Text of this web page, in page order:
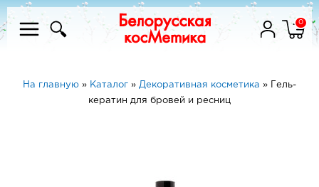
0
На главную » Каталог » Декоративная косметика »
Гель-
кератин для бровей и ресниц